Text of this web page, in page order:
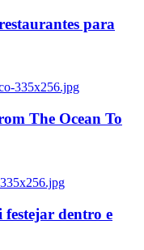
para
335x256.jpg
The Ocean To
festejar dentro e